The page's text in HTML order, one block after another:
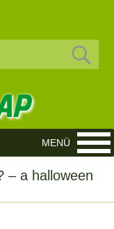
– a halloween